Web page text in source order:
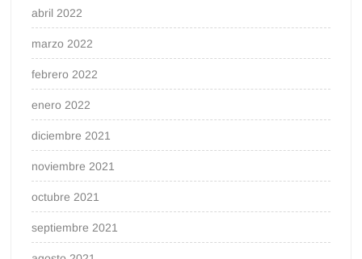
abril 2022
marzo 2022
febrero 2022
enero 2022
diciembre 2021
noviembre 2021
octubre 2021
septiembre 2021